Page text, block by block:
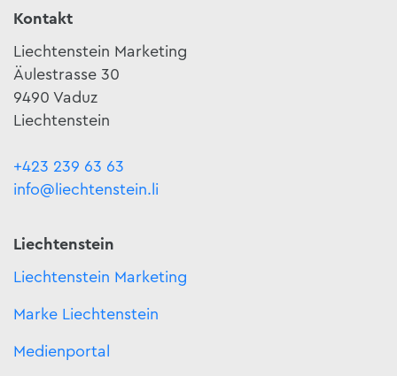
Kontakt
Liechtenstein Marketing
Äulestrasse 30
9490 Vaduz
Liechtenstein
+423 239 63 63
info@liechtenstein.li
Liechtenstein
Liechtenstein Marketing
Marke Liechtenstein
Medienportal